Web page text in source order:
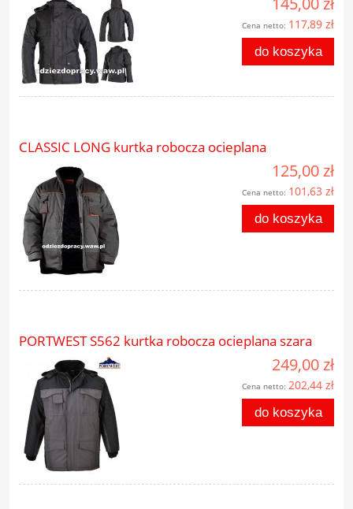
Cena netto: 117,89 zł
do koszyka
CLASSIC LONG kurtka robocza ocieplana
125,00 zł
Cena netto: 101,63 zł
do koszyka
PORTWEST S562 kurtka robocza ocieplana szara
249,00 zł
Cena netto: 202,44 zł
do koszyka